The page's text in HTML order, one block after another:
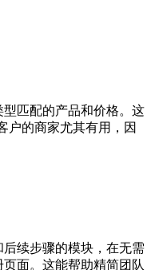
匹配的产品和价格。这
户的商家尤其有用，因
续步骤的模块，在无需
面。这能帮助精简团队